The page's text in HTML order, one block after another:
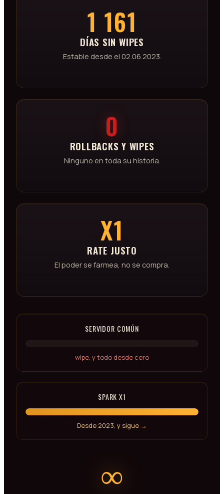
1 161
DÍAS SIN WIPES
Estable desde el 02.06.2023.
0
ROLLBACKS Y WIPES
Ninguno en toda su historia.
X1
RATE JUSTO
El poder se farmea, no se compra.
SERVIDOR COMÚN
wipe, y todo desde cero
SPARK X1
Desde 2023, y sigue →
∞